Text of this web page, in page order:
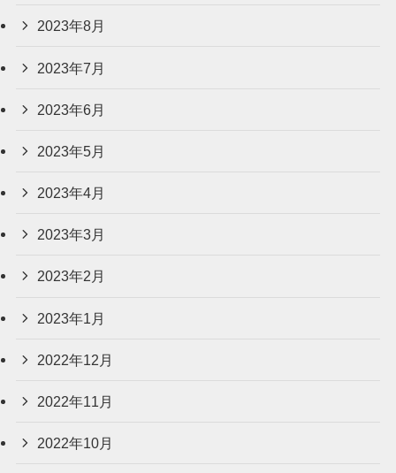
2023年8月
2023年7月
2023年6月
2023年5月
2023年4月
2023年3月
2023年2月
2023年1月
2022年12月
2022年11月
2022年10月